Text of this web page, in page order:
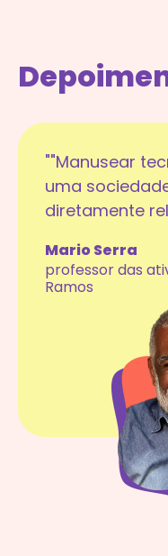
""Manusear
uma
diretamente
Mario Serra
professor das
Ramos